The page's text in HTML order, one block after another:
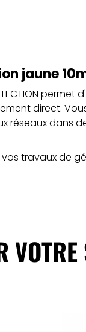
jaune
permet
direct.
réseaux dans
travaux de
VOTRE